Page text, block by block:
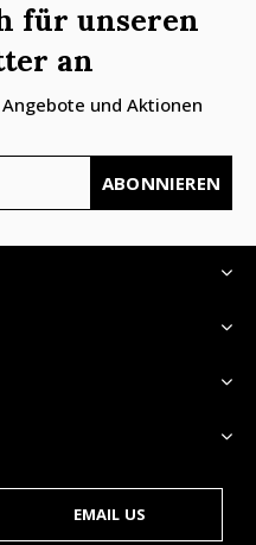
für unseren
an
und Aktionen
ABONNIEREN
EMAIL US